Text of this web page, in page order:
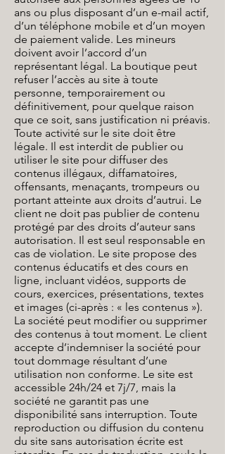
ans ou plus disposant d’un e-mail actif,
d’un téléphone mobile et d’un moyen
de paiement valide. Les mineurs
doivent avoir l’accord d’un
représentant légal. La boutique peut
refuser l’accès au site à toute
personne, temporairement ou
définitivement, pour quelque raison
que ce soit, sans justification ni préavis.
Toute activité sur le site doit être
légale. Il est interdit de publier ou
utiliser le site pour diffuser des
contenus illégaux, diffamatoires,
offensants, menaçants, trompeurs ou
portant atteinte aux droits d’autrui. Le
client ne doit pas publier de contenu
protégé par des droits d’auteur sans
autorisation. Il est seul responsable en
cas de violation. Le site propose des
contenus éducatifs et des cours en
ligne, incluant vidéos, supports de
cours, exercices, présentations, textes
et images (ci-après : « les contenus »).
La société peut modifier ou supprimer
des contenus à tout moment. Le client
accepte d’indemniser la société pour
tout dommage résultant d’une
utilisation non conforme. Le site est
accessible 24h/24 et 7j/7, mais la
société ne garantit pas une
disponibilité sans interruption. Toute
reproduction ou diffusion du contenu
du site sans autorisation écrite est